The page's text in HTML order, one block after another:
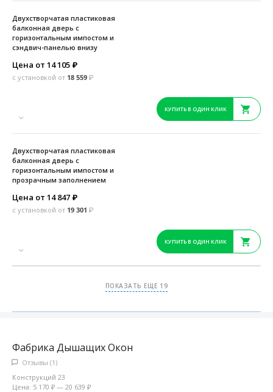
Двухстворчатая пластиковая
балконная дверь с
горизонтальным импостом и
сэндвич-панелью внизу
Цена от 14 105 ₽
с установкой от 18 559 ₽
КУПИТЬ В ОДИН КЛИК
Двухстворчатая пластиковая
балконная дверь с
горизонтальным импостом и
прозрачным заполнением
Цена от 14 847 ₽
с установкой от 19 301 ₽
КУПИТЬ В ОДИН КЛИК
ПОКАЗАТЬ ЕЩЕ 19
Фабрика Дышащих Окон
Отзывы (1)
Конструкций 23
Цена: 5 170 ₽ — 20 639 ₽